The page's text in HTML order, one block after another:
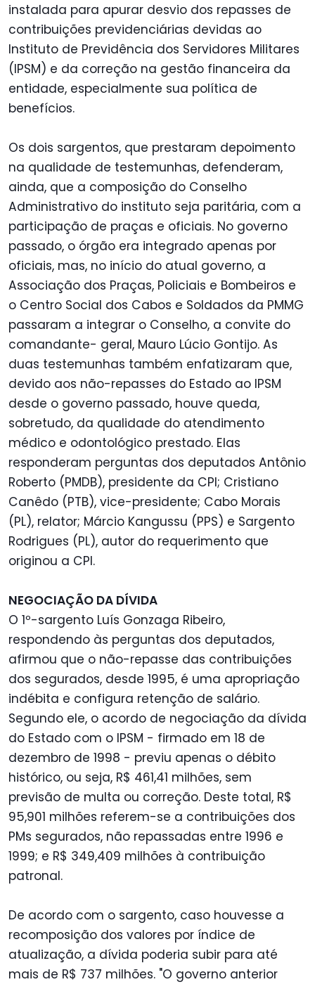
instalada para apurar desvio dos repasses de
contribuições previdenciárias devidas ao
Instituto de Previdência dos Servidores Militares
(IPSM) e da correção na gestão financeira da
entidade, especialmente sua política de
benefícios.
Os dois sargentos, que prestaram depoimento
na qualidade de testemunhas, defenderam,
ainda, que a composição do Conselho
Administrativo do instituto seja paritária, com a
participação de praças e oficiais. No governo
passado, o órgão era integrado apenas por
oficiais, mas, no início do atual governo, a
Associação dos Praças, Policiais e Bombeiros e
o Centro Social dos Cabos e Soldados da PMMG
passaram a integrar o Conselho, a convite do
comandante- geral, Mauro Lúcio Gontijo. As
duas testemunhas também enfatizaram que,
devido aos não-repasses do Estado ao IPSM
desde o governo passado, houve queda,
sobretudo, da qualidade do atendimento
médico e odontológico prestado. Elas
responderam perguntas dos deputados Antônio
Roberto (PMDB), presidente da CPI; Cristiano
Canêdo (PTB), vice-presidente; Cabo Morais
(PL), relator; Márcio Kangussu (PPS) e Sargento
Rodrigues (PL), autor do requerimento que
originou a CPI.
NEGOCIAÇÃO DA DÍVIDA
O 1º-sargento Luís Gonzaga Ribeiro,
respondendo às perguntas dos deputados,
afirmou que o não-repasse das contribuições
dos segurados, desde 1995, é uma apropriação
indébita e configura retenção de salário.
Segundo ele, o acordo de negociação da dívida
do Estado com o IPSM - firmado em 18 de
dezembro de 1998 - previu apenas o débito
histórico, ou seja, R$ 461,41 milhões, sem
previsão de multa ou correção. Deste total, R$
95,901 milhões referem-se a contribuições dos
PMs segurados, não repassadas entre 1996 e
1999; e R$ 349,409 milhões à contribuição
patronal.
De acordo com o sargento, caso houvesse a
recomposição dos valores por índice de
atualização, a dívida poderia subir para até
mais de R$ 737 milhões. "O governo anterior